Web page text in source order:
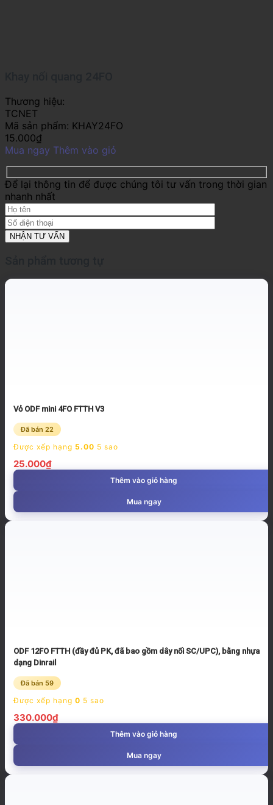
Thương hiệu:
TCNET
Mã sản phẩm: KHAY24FO
15.000₫
Mua ngay Thêm vào giỏ
Để lại thông tin để được chúng tôi tư vấn trong thời gian
nhanh nhất
Vỏ ODF mini 4FO FTTH V3
Đã bán 22
Được xếp hạng 5.00 5 sao
25.000₫
Thêm vào giỏ hàng
Mua ngay
ODF 12FO FTTH (đầy đủ PK, đã bao gồm dây nối SC/UPC), bằng nhựa
dạng Dinrail
Đã bán 59
Được xếp hạng 0 5 sao
330.000₫
Thêm vào giỏ hàng
Mua ngay